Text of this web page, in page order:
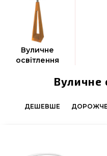
Вуличне
освітлення
Вуличне
ДЕШЕВШЕ